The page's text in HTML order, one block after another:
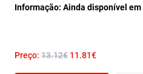
Informação: Ainda disponível
Preço: 13.12€ 11.81€